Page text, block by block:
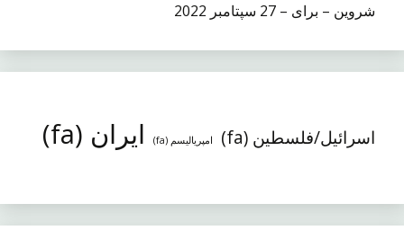
شروین – برای – 27 سپتامبر 2022
اسرائیل/فلسطین (fa) امپریالیسم (fa) ایران (fa)